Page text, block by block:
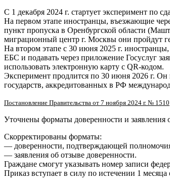
С 1 декабря 2024 г. стартует эксперимент по
На первом этапе иностранцы, въезжающие
пункт пропуска в Оренбургской области
миграционный центр г. Москвы они пройдут
На втором этапе с 30 июня 2025 г.
ЕБС и подавать через приложение Госуслуг
использовать электронную карту с QR-кодом.
Эксперимент продлится по 30 июня 2026 г. Он
государств, аккредитованных в РФ
Постановление Правительства от 7 ноября 2024 г. № 1510
Уточнены форматы доверенности и заявления
Скорректированы форматы:
— доверенности, подтверждающей полномочия
— заявления об отзыве доверенности.
Граждане смогут указывать номер записи
Приказ вступает в силу по истечении 1